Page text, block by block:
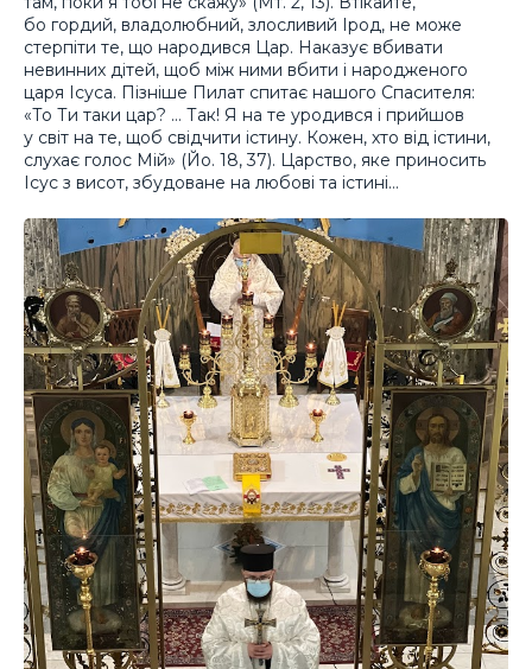
бо гордий, владолюбний, злосливий Ірод, не може
стерпіти те, що народився Цар. Наказує вбивати
невинних дітей, щоб між ними вбити і народженого
царя Ісуса. Пізніше Пилат спитає нашого Спасителя:
«То Ти таки цар? … Так! Я на те уродився і прийшов
у світ на те, щоб свідчити істину. Кожен, хто від істини,
слухає голос Мій» (Йо. 18, 37). Царство, яке приносить
Ісус з висот, збудоване на любові та істині…